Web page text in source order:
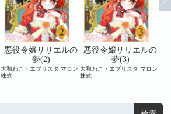
悪役令嬢サリエルの
夢(2)
大和わこ・エブリスタ マロン
株式
悪役令嬢サリエルの
夢(3)
大和わこ・エブリスタ マロン
株式